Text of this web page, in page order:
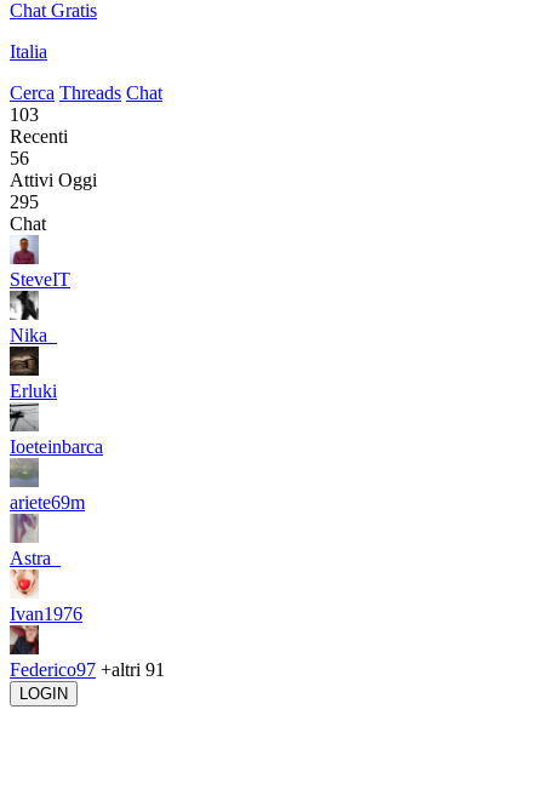
Chat Gratis
Italia
Cerca Threads Chat
103
Recenti
56
Attivi Oggi
295
Chat
SteveIT
Nika_
Erluki
Ioeteinbarca
ariete69m
Astra_
Ivan1976
Federico97 +altri 91
LOGIN